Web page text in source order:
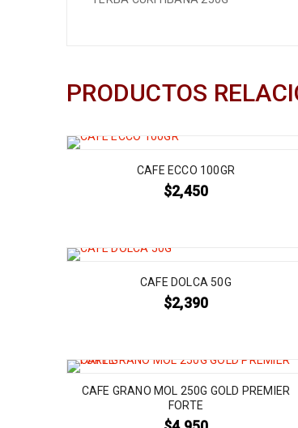
PRODUCTOS
CAFE ECCO 100GR
$2,450
CAFE DOLCA 50G
$2,390
CAFE GRANO MOL 250G GOLD PREMIER
FORTE